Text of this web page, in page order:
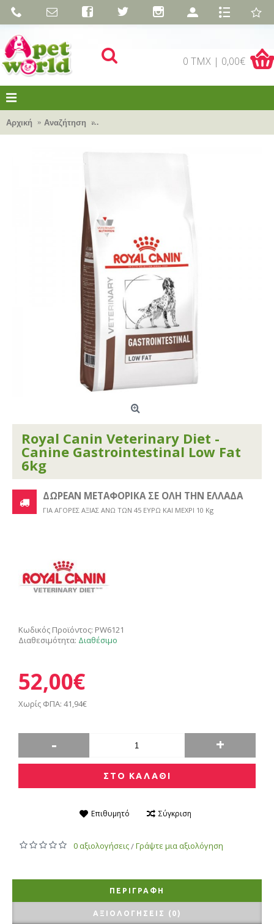
0 TMX | 0,00€
Αρχική Αναζήτηση Royal Canin Veterinary Diet - Canine
Royal Canin Veterinary Diet -
Canine Gastrointestinal Low Fat
6kg
ΔΩΡΕΑΝ ΜΕΤΑΦΟΡΙΚΑ ΣΕ ΟΛΗ ΤΗΝ ΕΛΛΑΔΑ
ΓΙΑ ΑΓΟΡΕΣ ΑΞΙΑΣ ΑΝΩ ΤΩΝ 45 ΕΥΡΩ ΚΑΙ ΜΕΧΡΙ 10 Kg
Κωδικός Προϊόντος: PW6121
Διαθεσιμότητα: Διαθέσιμο
52,00€
Χωρίς ΦΠΑ: 41,94€
- +
ΣΤΟ ΚΑΛΑΘΙ
Επιθυμητό Σύγκριση
0 αξιολογήσεις/Γράψτε μια αξιολόγηση
ΠΕΡΙΓΡΑΦΉ
ΑΞΙΟΛΟΓΉΣΕΙΣ (0)